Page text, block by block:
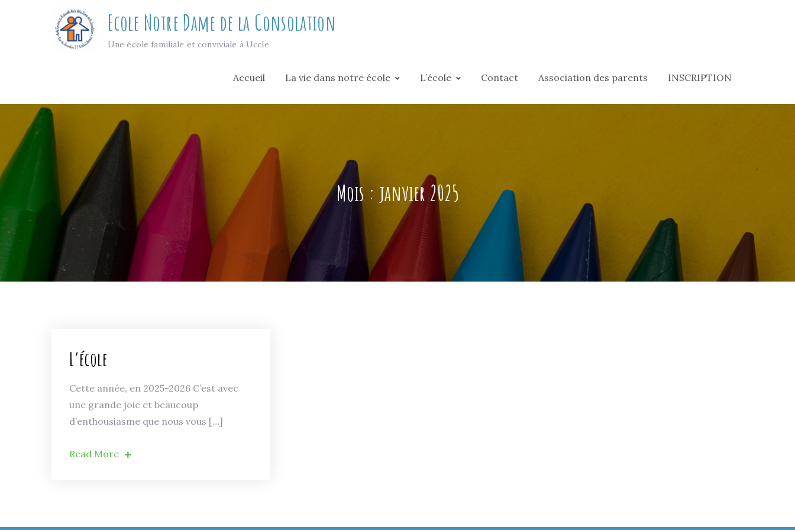
Ecole Notre Dame de la Consolation
Une école familiale et conviviale à Uccle
Accueil La vie dans notre école L’école Contact Association des parents INSCRIPTION
Mois : janvier 2025
L’école
Cette année, en 2025-2026 C’est avec
une grande joie et beaucoup
d’enthousiasme que nous vous […]
Read More